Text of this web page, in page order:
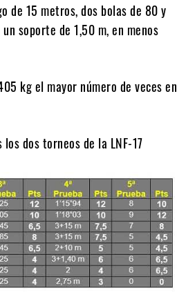
de 15 metros, dos bolas de 80 y
soporte de 1,50 m, en menos
kg el mayor número de veces en
dos torneos de la LNF-17